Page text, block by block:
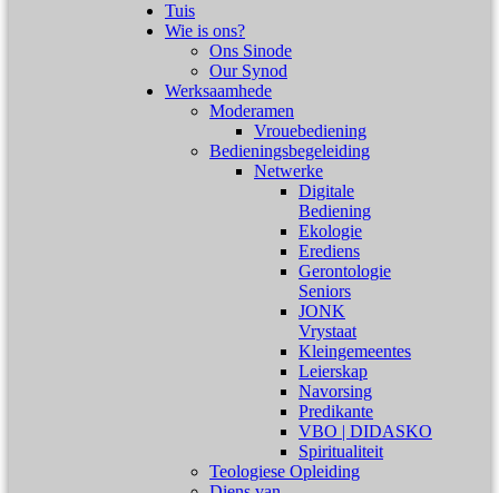
Tuis
Wie is ons?
Ons Sinode
Our Synod
Werksaamhede
Moderamen
Vrouebediening
Bedieningsbegeleiding
Netwerke
Digitale
Bediening
Ekologie
Erediens
Gerontologie
Seniors
JONK
Vrystaat
Kleingemeentes
Leierskap
Navorsing
Predikante
VBO | DIDASKO
Spiritualiteit
Teologiese Opleiding